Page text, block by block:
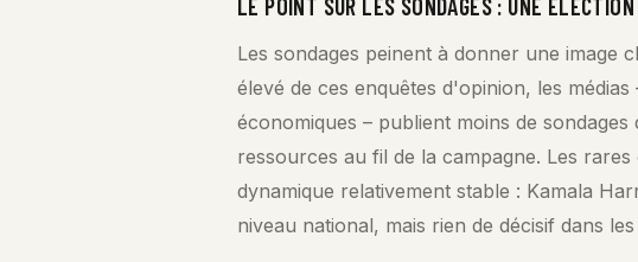
LE POINT SUR LES SONDAGES : UNE
Les sondages peinent à donner une image
élevé de ces enquêtes d'opinion, les
économiques – publient moins de
ressources au fil de la campagne. Les
dynamique relativement stable : Kamala
niveau national, mais rien de décisif dans